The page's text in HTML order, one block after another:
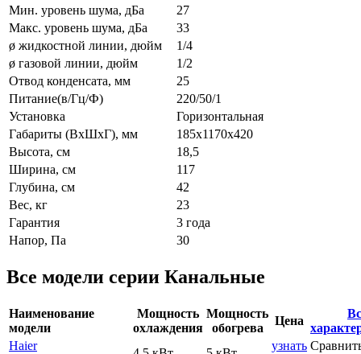
Мин. уровень шума, дБа
27
Макс. уровень шума, дБа
33
ø жидкостной линии, дюйм
1/4
ø газовой линии, дюйм
1/2
Отвод конденсата, мм
25
Питание(в/Гц/Ф)
220/50/1
Установка
Горизонтальная
Габариты (ВxШxГ), мм
185х1170x420
Высота, см
18,5
Ширина, см
117
Глубина, см
42
Вес, кг
23
Гарантия
3 года
Напор, Па
30
Все модели серии Канальные
Наименование
модели
Мощность
охлаждения
Мощность
обогрева
Цена
Haier
узнать